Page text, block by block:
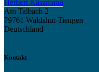
Herbert Käszmann
Am Talbach 2
79761 Waldshut-Tiengen
Deutschland
Kontakt